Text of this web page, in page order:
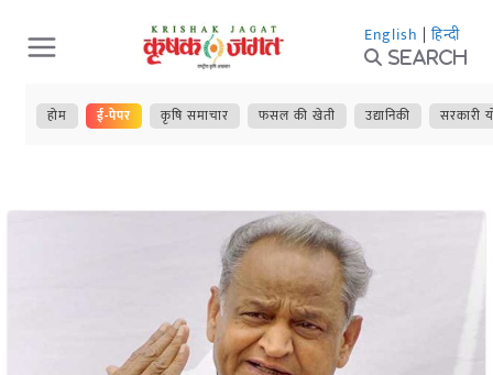
Skip
to
content
English | हिन्दी
Search
होम ई-पेपर कृषि समाचार फसल की खेती उद्यानिकी सरकारी